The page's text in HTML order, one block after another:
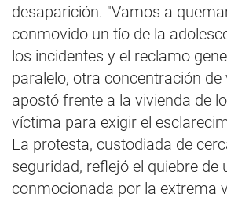
desaparición. "Vamos a
conmovido un tío de la
los incidentes y el reclamo
paralelo, otra concentración de
apostó frente a la vivienda de
víctima para exigir el
La protesta, custodiada de
seguridad, reflejó el quiebre de
conmocionada por la extrema